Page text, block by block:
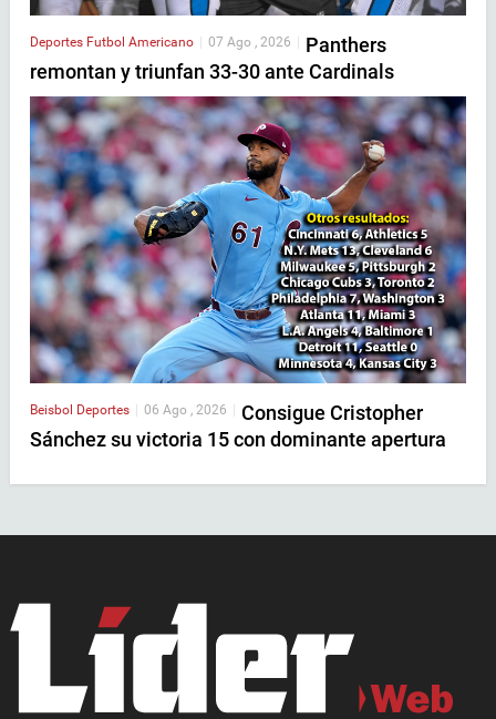
Deportes Futbol Americano | 07 Ago , 2026 | Panthers
remontan y triunfan 33-30 ante Cardinals
Beisbol Deportes 06 Ago , 2026
Consigue Cristopher
Sánchez su victoria 15 con dominante apertura